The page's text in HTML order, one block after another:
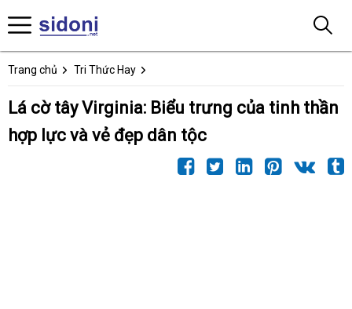
Trang chủ Tri Thức Hay
Lá cờ tây Virginia: Biểu trưng của tinh thần
hợp lực và vẻ đẹp dân tộc